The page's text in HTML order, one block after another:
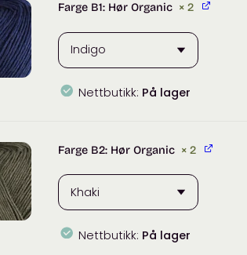
antall
Farge B1: Hør Organic × 2
Nettbutikk: På lager
Farge B2: Hør Organic × 2
Nettbutikk: På lager